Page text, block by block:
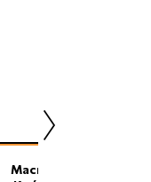
Macrovita Φυσικός